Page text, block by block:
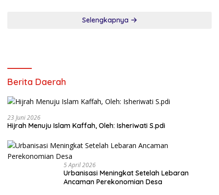
Selengkapnya
Berita Daerah
23 Juni 2026
Hijrah Menuju Islam Kaffah, Oleh: Isheriwati S.pdi
5 April 2026
Urbanisasi Meningkat Setelah Lebaran
Ancaman Perekonomian Desa